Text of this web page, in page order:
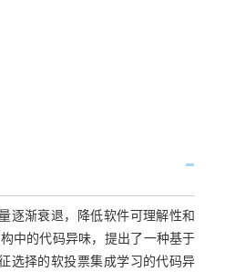
逐渐衰退，降低软件可理解性和
中的代码异味，提出了一种基于
选择的软投票集成学习的代码异